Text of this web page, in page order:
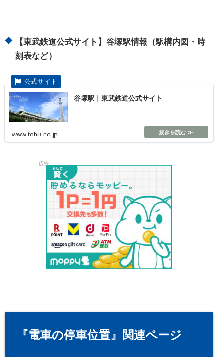
【東武鉄道公式サイト】谷塚駅情報（駅構内図・時
刻表など）
谷塚駅｜東武鉄道公式サイト
www.tobu.co.jp
広告
『電車の停車位置』関連ページ